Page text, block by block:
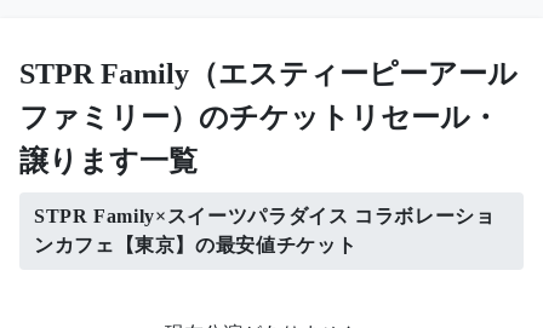
STPR Family（エスティーピーアール
ファミリー）のチケットリセール・
譲ります一覧
STPR Family×スイーツパラダイス コラボレーショ
ンカフェ【東京】の最安値チケット